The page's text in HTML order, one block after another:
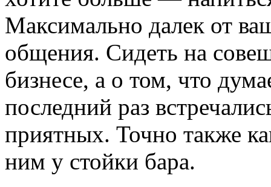
Максимально далек от
общения. Сидеть на
бизнесе, а о том, что
последний раз
приятных. Точно также
ним у стойки бара.